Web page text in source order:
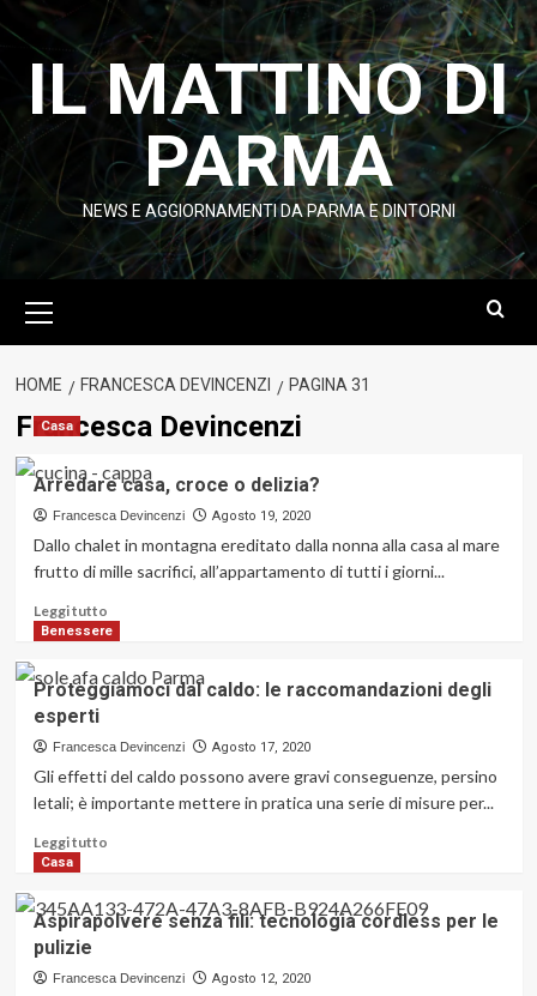
contenuto
IL MATTINO DI
PARMA
NEWS E AGGIORNAMENTI DA PARMA E DINTORNI
principale
HOME FRANCESCA DEVINCENZI PAGINA 31
Francesca Devincenzi
Casa
Arredare casa, croce o delizia?
Francesca Devincenzi Agosto 19, 2020
Dallo chalet in montagna ereditato dalla nonna alla casa al mare
frutto di mille sacrifici, all’appartamento di tutti i giorni...
Leggi tuttoLeggi
di
su
Arredare
croce
o
Benessere
Proteggiamoci dal caldo: le raccomandazioni degli
esperti
Francesca Devincenzi Agosto 17, 2020
Gli effetti del caldo possono avere gravi conseguenze, persino
letali; è importante mettere in pratica una serie di misure per...
Leggi tuttoLeggi
su
Proteggiamoci
caldo:
Casa
Aspirapolvere senza fili: tecnologia cordless per le
pulizie
Francesca Devincenzi Agosto 12, 2020